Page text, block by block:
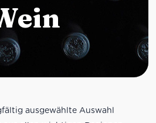
ausgewählte Auswahl